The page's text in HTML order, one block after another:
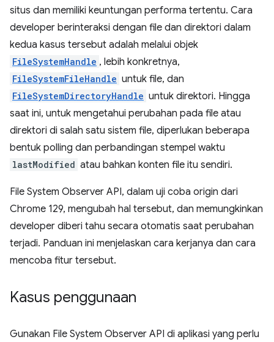
situs dan memiliki keuntungan performa tertentu. Cara
developer berinteraksi dengan file dan direktori dalam
kedua kasus tersebut adalah melalui objek
FileSystemHandle , lebih konkretnya,
FileSystemFileHandle untuk file, dan
FileSystemDirectoryHandle untuk direktori. Hingga
saat ini, untuk mengetahui perubahan pada file atau
direktori di salah satu sistem file, diperlukan beberapa
bentuk polling dan perbandingan stempel waktu
lastModified atau bahkan konten file itu sendiri.
File System Observer API, dalam uji coba origin dari
Chrome 129, mengubah hal tersebut, dan memungkinkan
developer diberi tahu secara otomatis saat perubahan
terjadi. Panduan ini menjelaskan cara kerjanya dan cara
mencoba fitur tersebut.
Kasus penggunaan
Gunakan File System Observer API di aplikasi yang perlu